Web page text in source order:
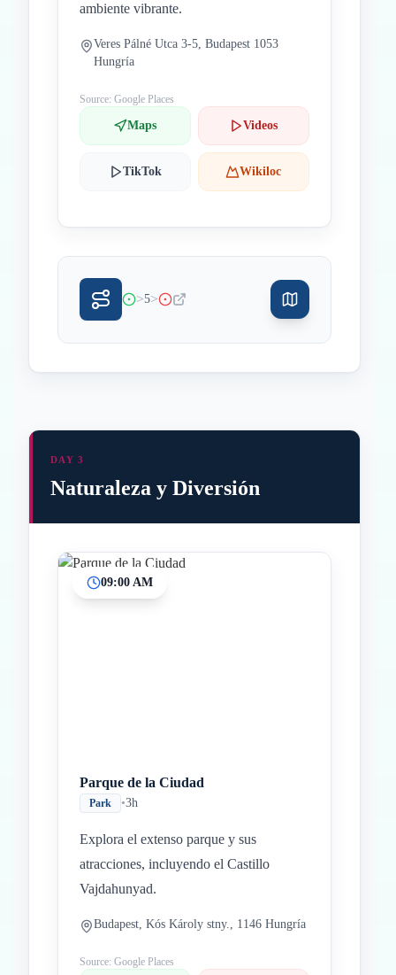
ambiente vibrante.
Veres Pálné Utca 3-5, Budapest 1053
Hungría
Source: Google Places
Maps Videos
TikTok Wikiloc
>5>
DAY 3
Naturaleza y Diversión
09:00 AM
Parque de la Ciudad
Park •3h
Explora el extenso parque y sus
atracciones, incluyendo el Castillo
Vajdahunyad.
Budapest, Kós Károly stny., 1146 Hungría
Source: Google Places